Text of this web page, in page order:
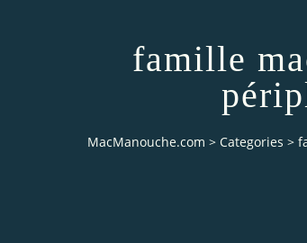
famille
MacManouche.com > Categories >